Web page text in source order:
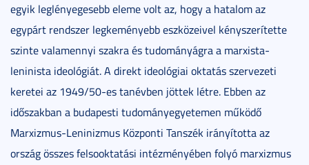
egyik leglényegesebb eleme volt az, hogy a hatalom az
egypárt rendszer legkeményebb eszközeivel kényszerítette
szinte valamennyi szakra és tudományágra a marxista-
leninista ideológiát. A direkt ideológiai oktatás szervezeti
keretei az 1949/50-es tanévben jöttek létre. Ebben az
időszakban a budapesti tudományegyetemen működő
Marxizmus-Leninizmus Központi Tanszék irányította az
ország összes felsooktatási intézményében folyó marxizmus